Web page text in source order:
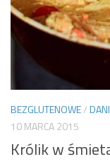
BEZGLUTENOWE/
10 MARCA 2015
Królik w